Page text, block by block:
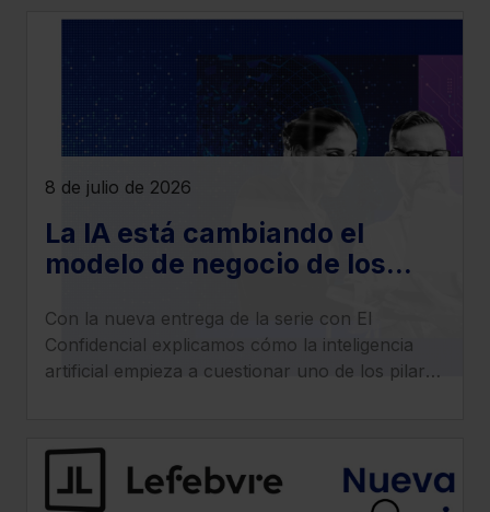
8 de julio de 2026
La IA está cambiando el
modelo de negocio de los
era del ‘superabogado’
Con la nueva entrega de la serie con El
Confidencial explicamos cómo la inteligencia
artificial empieza a cuestionar uno de los pilares